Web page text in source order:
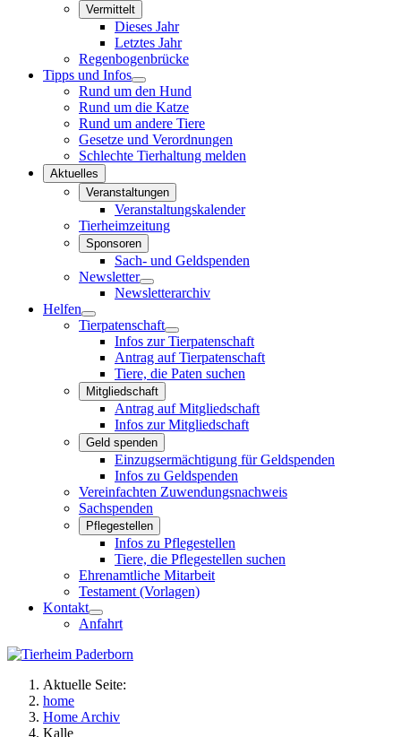
Vermittelt
Dieses Jahr
Letztes Jahr
Regenbogenbrücke
Tipps und Infos
Rund um den Hund
Rund um die Katze
Rund um andere Tiere
Gesetze und Verordnungen
Schlechte Tierhaltung melden
Aktuelles
Veranstaltungen
Veranstaltungskalender
Tierheimzeitung
Sponsoren
Sach- und Geldspenden
Newsletter
Newsletterarchiv
Helfen
Tierpatenschaft
Infos zur Tierpatenschaft
Antrag auf Tierpatenschaft
Tiere, die Paten suchen
Mitgliedschaft
Antrag auf Mitgliedschaft
Infos zur Mitgliedschaft
Geld spenden
Einzugsermächtigung für Geldspenden
Infos zu Geldspenden
Vereinfachten Zuwendungsnachweis
Sachspenden
Pflegestellen
Infos zu Pflegestellen
Tiere, die Pflegestellen suchen
Ehrenamtliche Mitarbeit
Testament (Vorlagen)
Kontakt
Anfahrt
Aktuelle Seite:
home
Home Archiv
Kalle